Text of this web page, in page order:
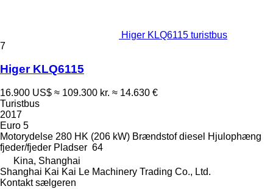
Higer KLQ6115 turistbus
7
Higer KLQ6115
16.900 US$ ≈ 109.300 kr. ≈ 14.630 €
Turistbus
2017
Euro 5
Motorydelse 280 HK (206 kW) Brændstof diesel Hjulophæng
fjeder/fjeder Pladser 64
Kina, Shanghai
Shanghai Kai Kai Le Machinery Trading Co., Ltd.
Kontakt sælgeren